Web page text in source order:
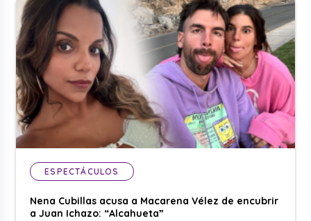
ESPECTÁCULOS
Nena Cubillas acusa a Macarena Vélez de encubrir
a Juan Ichazo: “Alcahueta”